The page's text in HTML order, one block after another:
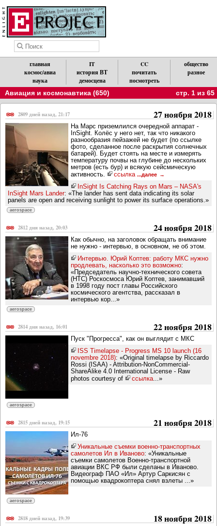
главная
космос/авиа
наука
IT
история ВТ
демосцена
CC
почитать
посмотреть
общество
разное
Авиация и космонавтика (650) стр. 1 из 65
2809 дней назад, 21:17 27 ноября 2018
На Марс приземлился очередной аппарат -
InSight. Колёс у него нет, так что никакого
разнообразия пейзажей не будет (по ссылке
фото, сделанное после раскрытия солнечных
батарей). Будет стоять на месте и измерять
температуру почвы на глубине до нескольких
метров (есть бур) и всякую сейсмическую
активность.
ссылка ...далее
InSight Is Catching Rays on Mars – NASA's
InSight Mars Lander: «The lander has sent data indicating its solar
panels are open and receiving sunlight to power its surface operations.»
aerospace
2812 дня назад, 20:03 24 ноября 2018
Как обычно, на заголовок обращать внимание
не нужно - интервью, в основном, не об этом.
Интервью. Юрий Коптев: работу МКС нужно
продлевать, насколько это возможно:
«Председатель научно-технического совета
(НТС) Роскосмоса Юрий Коптев, занимавший
в 1998 году пост главы Российского
космического агентства, рассказал в
интервью кор...»
aerospace
2814 дня назад, 16:01 22 ноября 2018
Пуск "Прогресса", как он выглядит с МКС
ISS Timelapse - Progress MS 10 launch (16
novembre 2018): «Original timelapse by Riccardo
Rossi (ISAA) - Attribution-NonCommercial-
ShareAlike 4.0 International License - Raw
photos courtesy of
ссылка...»
aerospace
2815 дней назад, 19:15 21 ноября 2018
Ил-76
Уникальные съемки военно-транспортных
самолетов Ил в Иваново: «Уникальные
съемки самолетов Военно-транспортной
авиации ВКС РФ были сделаны в Иваново.
Видеограф ПАО «Ил» Артур Саркисян с
помощью квадрокоптера снял взлеты ...»
aerospace
2818 дней назад, 19:39 18 ноября 2018